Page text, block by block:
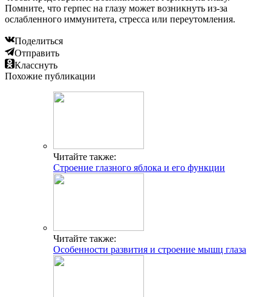
Помните, что герпес на глазу может возникнуть из-за
ослабленного иммунитета, стресса или переутомления.
Поделиться
Отправить
Класснуть
Похожие публикации
Читайте также:
Строение глазного яблока и его функции
Читайте также:
Особенности развития и строение мышц глаза